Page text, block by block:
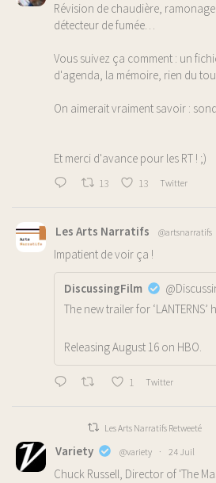
Révision de chaudière,
détecteur de fumée…
Vous suivez ça comment : un
d'agenda, la mémoire, rien du
On aimerait vraiment savoir :
Et merci d'avance pour les RT ! ;)
13 13 Twitter
Les Arts Narratifs @artsnarratifs
Impatient de voir ça !
DiscussingFilm
The new trailer for ‘LANTERNS’
Releasing August 16 on HBO.
1 Twitter
Les Arts Narratifs Retweeté
Variety @variety · 24 Juil
Chuck Russell, Director of 'The